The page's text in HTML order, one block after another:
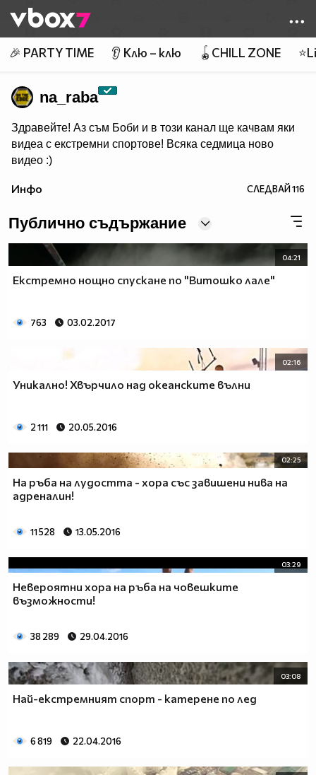
👾
🎉 PARTY TIME 👂 Клю – клю 🪀CHILL ZONE
na_raba
Здравейте! Аз съм Боби и в този канал ще качвам яки
видеа с екстремни спортове! Всяка седмица ново
видео :)
Инфо СЛЕДВАЙ116
Публично съдържание
04:21
Екстремно нощно спускане по "Витошко лале"
763 03.02.2017
02:16
Уникално! Хвърчило над океанските вълни
2 111 20.05.2016
02:25
На ръба на лудостта - хора със завишени нива на
адреналин!
11 528 13.05.2016
03:29
Невероятни хора на ръба на човешките
възможности!
38 289 29.04.2016
03:08
Най-екстремният спорт - катерене по лед
6 819 22.04.2016